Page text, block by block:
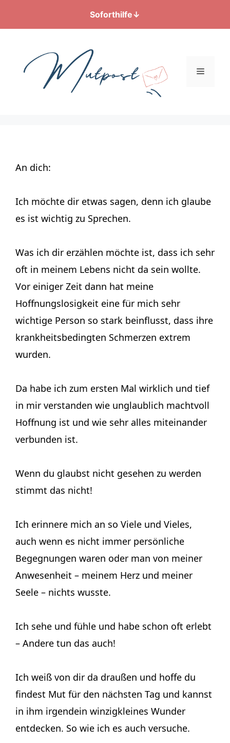
Soforthilfe↓
springen
Menü
An dich:
Ich möchte dir etwas sagen, denn ich glaube
es ist wichtig zu Sprechen.
Was ich dir erzählen möchte ist, dass ich sehr
oft in meinem Lebens nicht da sein wollte.
Vor einiger Zeit dann hat meine
Hoffnungslosigkeit eine für mich sehr
wichtige Person so stark beinflusst, dass ihre
krankheitsbedingten Schmerzen extrem
wurden.
Da habe ich zum ersten Mal wirklich und tief
in mir verstanden wie unglaublich machtvoll
Hoffnung ist und wie sehr alles miteinander
verbunden ist.
Wenn du glaubst nicht gesehen zu werden
stimmt das nicht!
Ich erinnere mich an so Viele und Vieles,
auch wenn es nicht immer persönliche
Begegnungen waren oder man von meiner
Anwesenheit – meinem Herz und meiner
Seele – nichts wusste.
Ich sehe und fühle und habe schon oft erlebt
– Andere tun das auch!
Ich weiß von dir da draußen und hoffe du
findest Mut für den nächsten Tag und kannst
in ihm irgendein winzigkleines Wunder
entdecken. So wie ich es auch versuche.